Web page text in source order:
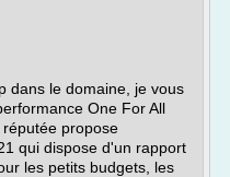
dans le domaine, je vous
One For All
propose
qui dispose d'un rapport
les petits budgets, les